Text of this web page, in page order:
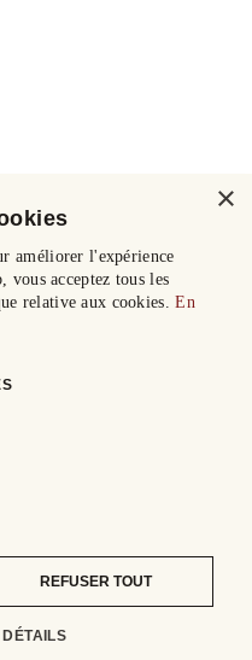
×
améliorer l'expérience
acceptez tous les
relative aux cookies.En
REFUSER TOUT